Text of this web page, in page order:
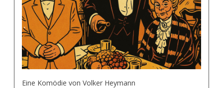
Eine Komödie von Volker Heymann